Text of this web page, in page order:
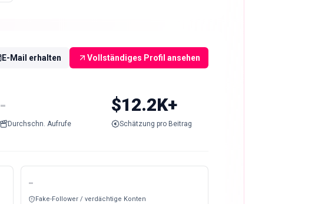
E-Mail erhalten Vollständiges Profil ansehen
-
Durchschn. Aufrufe
$12.2K+
Schätzung pro Beitrag
-
Fake-Follower / verdächtige Konten